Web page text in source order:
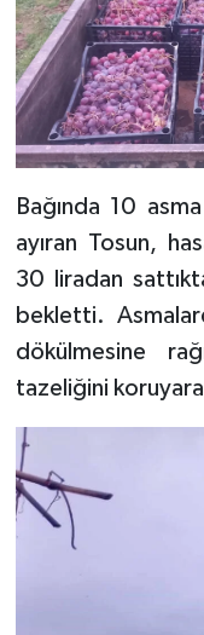
Bağında 10
ayıran Tosun,
30 liradan
bekletti.
dökülmesine
tazeliğini